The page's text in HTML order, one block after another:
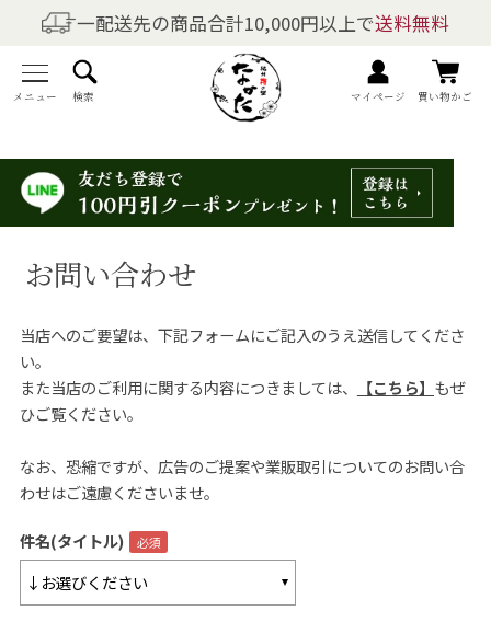
一配送先の商品合計10,000円以上で送料無料
メニュー 検索 マイページ 買い物かご
商品を探す
全商品一覧
梅干しの商品一覧
梅酒の商品一覧
梅製品・その他の商品一覧
メニュー
トップページ
マイページ
初めての方へ ご利用ガイド
お問い合わせ
当店へのご要望は、下記フォームにご記入のうえ送信してくださ
い。
また当店のご利用に関する内容につきましては、
【こちら】 もぜ
ひご覧ください。
なお、恐縮ですが、広告のご提案や業販取引についてのお問い合
わせはご遠慮くださいませ。
件名(タイトル)